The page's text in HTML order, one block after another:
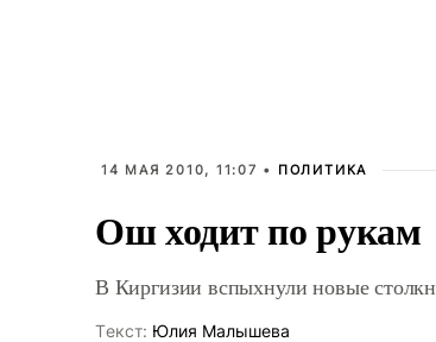
14 МАЯ 2010, 11:07 • ПОЛИТИКА
Ош ходит по рукам
В Киргизии вспыхнули новые
Tекст: Юлия Малышева